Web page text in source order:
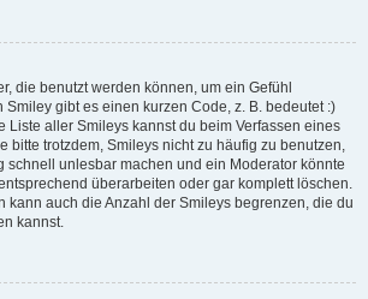
die benutzt werden können, um ein Gefühl
gibt es einen kurzen Code, z. B. bedeutet :)
Liste aller Smileys kannst du beim Verfassen eines
bitte trotzdem, Smileys nicht zu häufig zu benutzen,
schnell unlesbar machen und ein Moderator könnte
überarbeiten oder gar komplett löschen.
kann auch die Anzahl der Smileys begrenzen, die du
kannst.